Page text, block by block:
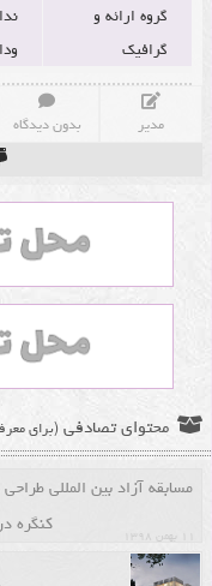
گروه ارائه و
گرافیک
مدیر بدون دیدگاه
محتوای تصادفی (برای
مسابقه آزاد بین المللی
کنگره